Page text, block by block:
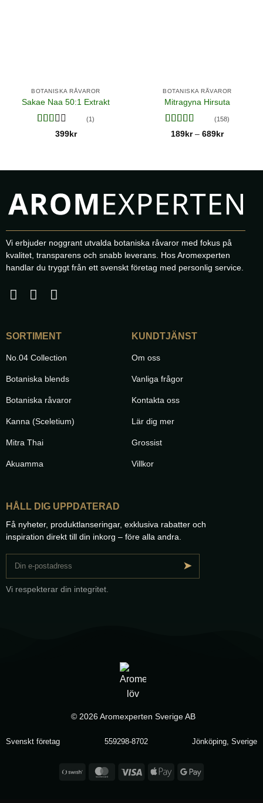
BOTANISKA RÅVAROR
Sakae Naa 50:1 Extrakt
Betygsatt
(1)
399kr
BOTANISKA RÅVAROR
Mitragyna Hirsuta
Betygsatt
(158)
189kr – 689kr
Vi erbjuder noggrant utvalda botaniska råvaror med fokus på
kvalitet, transparens och snabb leverans. Hos Aromexperten
handlar du tryggt från ett svenskt företag med personlig service.
SORTIMENT
No.04 Collection
Botaniska blends
Botaniska råvaror
Kanna (Sceletium)
Mitra Thai
Akuamma
KUNDTJÄNST
Om oss
Vanliga frågor
Kontakta oss
Lär dig mer
Grossist
Villkor
HÅLL DIG UPPDATERAD
Få nyheter, produktlanseringar, exklusiva rabatter och
inspiration direkt till din inkorg – före alla andra.
➤
Vi respekterar din integritet.
© 2026 Aromexperten Sverige AB
Svenskt företag 559298-8702 Jönköping, Sverige
Swish
MasterCard
Visa
Apple
Google